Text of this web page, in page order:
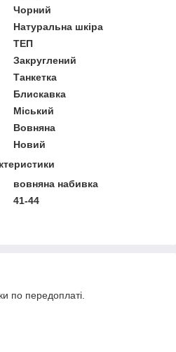
Чорний
Натуральна шкіра
ТЕП
Закруглений
Танкетка
Блискавка
Міський
Вовняна
Новий
вовняна набивка
41-44
по передоплаті.